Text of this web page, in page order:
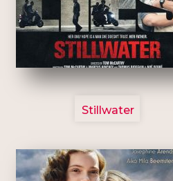
3123
Stillwater